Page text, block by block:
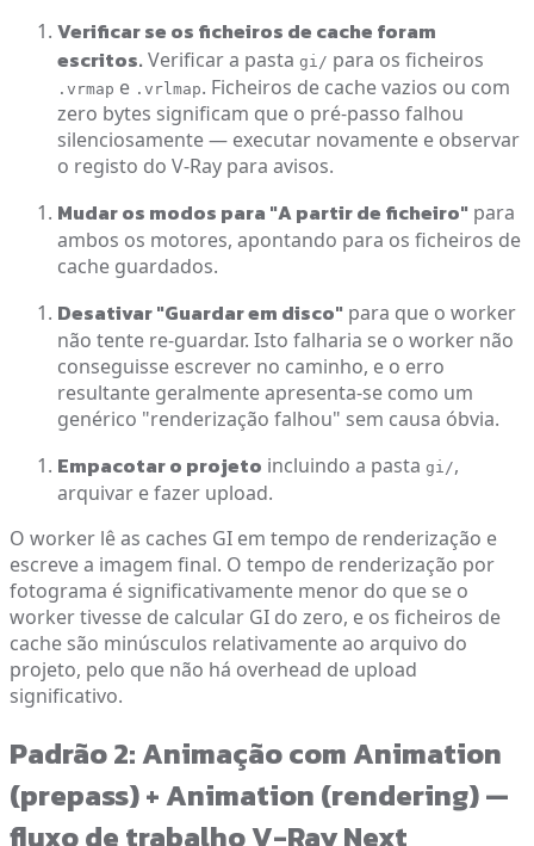
Verificar se os ficheiros de cache foram
escritos. Verificar a pasta gi/ para os ficheiros
.vrmap e .vrlmap. Ficheiros de cache vazios ou com
zero bytes significam que o pré-passo falhou
silenciosamente — executar novamente e observar
o registo do V-Ray para avisos.
Mudar os modos para "A partir de ficheiro" para
ambos os motores, apontando para os ficheiros de
cache guardados.
Desativar "Guardar em disco" para que o worker
não tente re-guardar. Isto falharia se o worker não
conseguisse escrever no caminho, e o erro
resultante geralmente apresenta-se como um
genérico "renderização falhou" sem causa óbvia.
Empacotar o projeto incluindo a pasta gi/,
arquivar e fazer upload.
O worker lê as caches GI em tempo de renderização e
escreve a imagem final. O tempo de renderização por
fotograma é significativamente menor do que se o
worker tivesse de calcular GI do zero, e os ficheiros de
cache são minúsculos relativamente ao arquivo do
projeto, pelo que não há overhead de upload
significativo.
Padrão 2: Animação com Animation
(prepass) + Animation (rendering) —
fluxo de trabalho V-Ray Next